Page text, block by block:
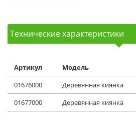
Технические характеристики
Артикул Модель
01676000
Деревянная киянка
01677000
Деревянная киянка